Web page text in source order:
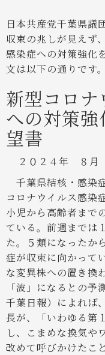
日本共産党千葉県議
収束の兆しが見えず
感染症への対策強化
文は以下の通りです。
新型コロ
への対策
望書
２０２４年 ８
千葉県結核・感染
コロナウイルス感染
小児から高齢者まで
ている。前週までは
た。５類になったか
症が収束に向かって
な変異株への置き換
「波」になるとの
千葉日報）によれば
長が、「いわゆる第
し、こまめな換気や
改めて呼びかけたこ